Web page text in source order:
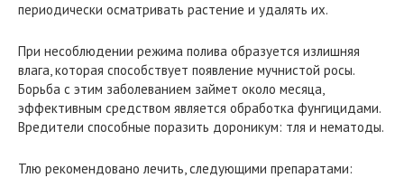
периодически осматривать растение и удалять их.
При несоблюдении режима полива образуется излишняя
влага, которая способствует появление мучнистой росы.
Борьба с этим заболеванием займет около месяца,
эффективным средством является обработка фунгицидами.
Вредители способные поразить дороникум: тля и нематоды.
Тлю рекомендовано лечить, следующими препаратами: